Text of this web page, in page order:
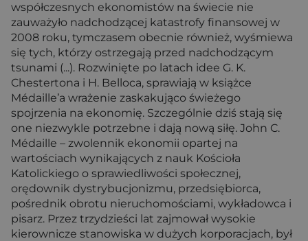
współczesnych ekonomistów na świecie nie
zauważyło nadchodzącej katastrofy finansowej w
2008 roku, tymczasem obecnie również, wyśmiewa
się tych, którzy ostrzegają przed nadchodzącym
tsunami (...). Rozwinięte po latach idee G. K.
Chestertona i H. Belloca, sprawiają w książce
Médaille’a wrażenie zaskakująco świeżego
spojrzenia na ekonomię. Szczególnie dziś stają się
one niezwykle potrzebne i dają nową siłę. John C.
Médaille – zwolennik ekonomii opartej na
wartościach wynikających z nauk Kościoła
Katolickiego o sprawiedliwości społecznej,
orędownik dystrybucjonizmu, przedsiębiorca,
pośrednik obrotu nieruchomościami, wykładowca i
pisarz. Przez trzydzieści lat zajmował wysokie
kierownicze stanowiska w dużych korporacjach, był